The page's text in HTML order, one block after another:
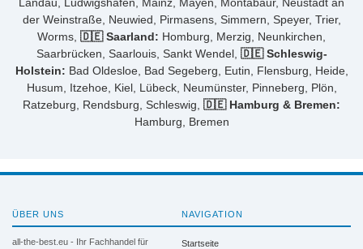
der Weinstraße, Neuwied, Pirmasens, Simmern, Speyer, Trier,
Worms, 🇩🇪 Saarland: Homburg, Merzig, Neunkirchen,
Saarbrücken, Saarlouis, Sankt Wendel, 🇩🇪 Schleswig-
Holstein: Bad Oldesloe, Bad Segeberg, Eutin, Flensburg, Heide,
Husum, Itzehoe, Kiel, Lübeck, Neumünster, Pinneberg, Plön,
Ratzeburg, Rendsburg, Schleswig, 🇩🇪 Hamburg & Bremen:
Hamburg, Bremen
ÜBER UNS
all-the-best.eu - Ihr Fachhandel für
NAVIGATION
Startseite